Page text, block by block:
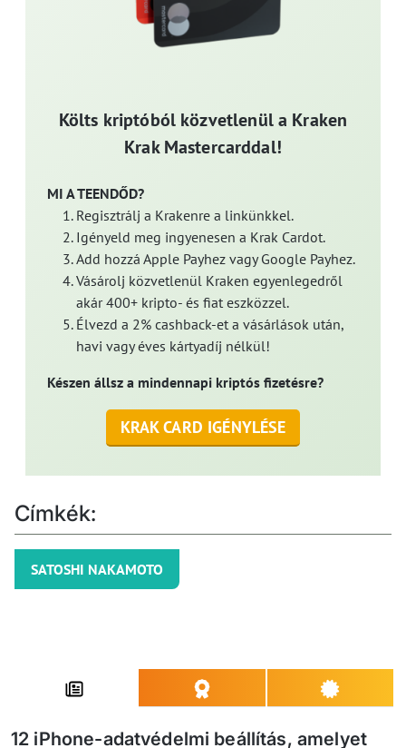
Költs kriptóból közvetlenül a Kraken
Krak Mastercarddal!
MI A TEENDŐD?
Regisztrálj a Krakenre a linkünkkel.
Igényeld meg ingyenesen a Krak Cardot.
Add hozzá Apple Payhez vagy Google Payhez.
Vásárolj közvetlenül Kraken egyenlegedről
akár 400+ kripto- és fiat eszközzel.
Élvezd a 2% cashback-et a vásárlások után,
havi vagy éves kártyadíj nélkül!
Készen állsz a mindennapi kriptós fizetésre?
KRAK CARD IGÉNYLÉSE
Címkék:
SATOSHI NAKAMOTO
12 iPhone-adatvédelmi beállítás, amelyet